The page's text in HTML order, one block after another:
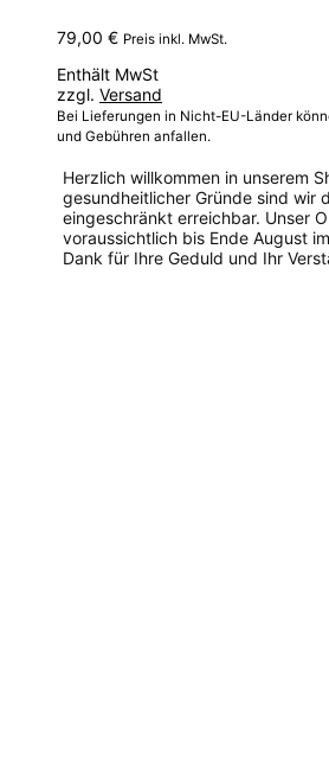
79,00 € Preis inkl. MwSt.
Enthält MwSt
zzgl. Versand
Bei Lieferungen in Nicht-EU-Länder
und Gebühren anfallen.
Herzlich willkommen in unserem
gesundheitlicher Gründe sind wir
eingeschränkt erreichbar. Unser
voraussichtlich bis Ende August
Dank für Ihre Geduld und Ihr